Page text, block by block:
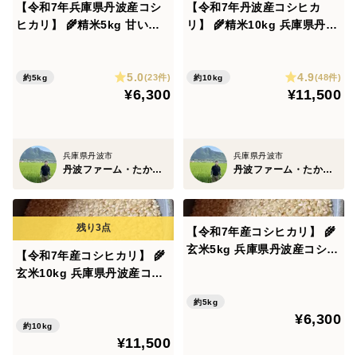
農薬や化学肥料は使用しておらず
＜産地の特徴＞
差が激しく、雲海も出る地域です
＜梱包について＞
※さつまいもの土が落ちないように、新聞紙にくるんだ
り、袋にいれてお送りする場合がございます。
袋の場合･
乾燥させていただきたいので、到着しましたら袋から出
【令和7年兵庫県丹波産コシ
ヒカリ】 🌾精米5kg 甘い！
約5kg 5.0(23件)
¥6,300
兵庫県丹波市
丹波ファーム・たかはし
【令和7年丹波産コシヒカ
リ】 🌾精米10kg 兵庫県丹波
🍚毎日お弁当の方ぜひ✨️
約10kg 4.9(48件)
¥11,500
兵庫県丹波市
丹波ファーム・たかはし
【令和7年産コシヒカリ】 🌾
玄米10kg 兵庫県丹波産コシ
ん🍚お弁当の方へも大変喜ば
約10kg
¥11,500
【令和7年産コシヒカリ】 🌾
玄米5kg 兵庫県丹波産コシヒ
🍚
約5kg
¥6,300